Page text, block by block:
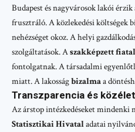
Budapest és nagyvárosok lakói
frusztráló. A közlekedési költségek
nehézséget okoz. A helyi
szolgáltatások. Aszakképzett
fontolgatnak. A társadalmi
miatt. A lakosságbizalmaa
Transzparencia és
Az árstop intézkedéseket mindenki
Statisztikai Hivataladatai